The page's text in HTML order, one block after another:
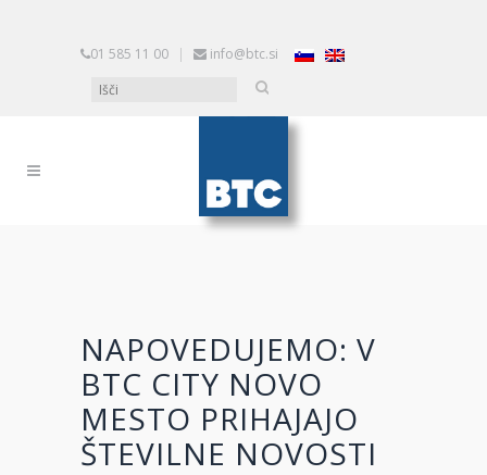
01 585 11 00 | info@btc.si
NAPOVEDUJEMO: V
BTC CITY NOVO
MESTO PRIHAJAJO
ŠTEVILNE NOVOSTI